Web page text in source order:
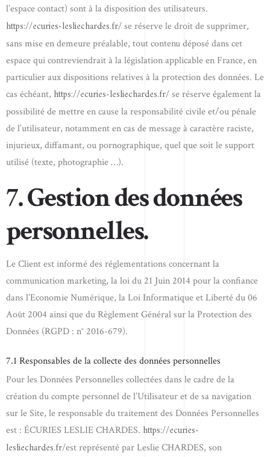
l’espace contact) sont à la disposition des utilisateurs.
https://ecuries-lesliechardes.fr/se réserve le droit de supprimer,
sans mise en demeure préalable, tout contenu déposé dans cet
espace qui contreviendrait à la législation applicable en France, en
particulier aux dispositions relatives à la protection des données. Le
cas échéant, https://ecuries-lesliechardes.fr/se réserve également la
possibilité de mettre en cause la responsabilité civile et/ou pénale
de l’utilisateur, notamment en cas de message à caractère raciste,
injurieux, diffamant, ou pornographique, quel que soit le support
utilisé (texte, photographie …).
7. Gestion des données
personnelles.
Le Client est informé des réglementations concernant la
communication marketing, la loi du 21 Juin 2014 pour la confiance
dans l’Economie Numérique, la Loi Informatique et Liberté du 06
Août 2004 ainsi que du Règlement Général sur la Protection des
Données (RGPD : n° 2016-679).
7.1 Responsables de la collecte des données personnelles
Pour les Données Personnelles collectées dans le cadre de la
création du compte personnel de l’Utilisateur et de sa navigation
sur le Site, le responsable du traitement des Données Personnelles
est : ÉCURIES LESLIE CHARDES. https://ecuries-
lesliechardes.fr/est représenté par Leslie CHARDES, son